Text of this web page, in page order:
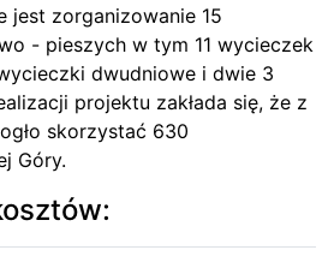
jest zorganizowanie 15
- pieszych w tym 11 wycieczek
dwudniowe i dwie 3
projektu zakłada się, że z
skorzystać 630
Góry.